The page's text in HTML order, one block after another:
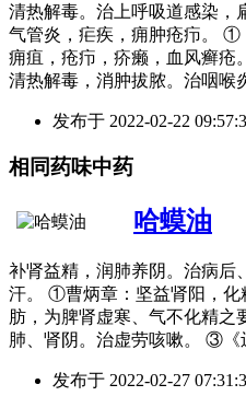
清热解毒。治上呼吸道感染，
气管炎，疟疾，痈肿疮疖。 ①
痈疽，疮疖，疥癞，血风癣疮
清热解毒，消肿拔脓。治咽喉
发布于 2022-02-22
相同药味中药
哈蟆油
补肾益精，润肺养阴。治病后
汗。 ①曹炳章：坚益肾阳，化
肪，为脾肾虚寒、气不化精
肺、肾阴。治虚劳咳嗽。 ③《
发布于 2022-02-27